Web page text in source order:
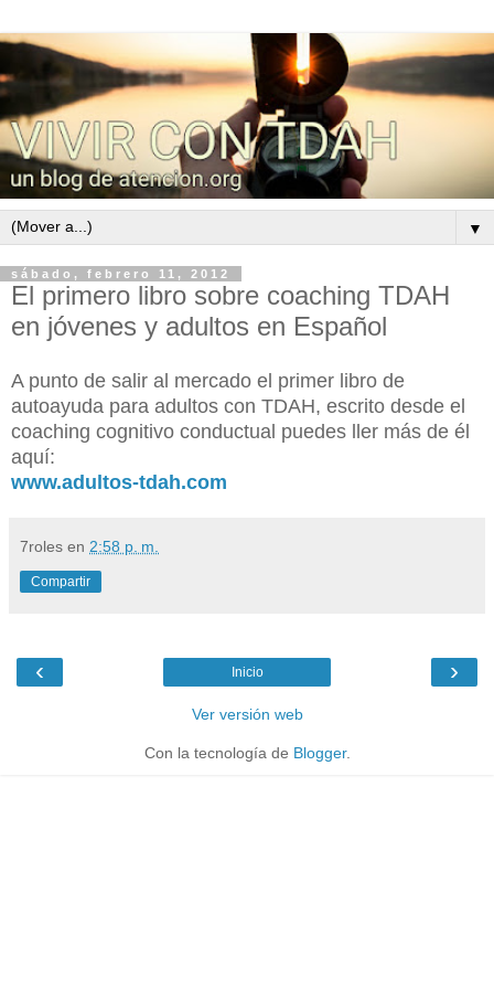
▼
sábado, febrero 11, 2012
El primero libro sobre coaching TDAH
en jóvenes y adultos en Español
A punto de salir al mercado el primer libro de
autoayuda para adultos con TDAH, escrito desde el
coaching cognitivo conductual puedes ller más de él
aquí:
www.adultos-tdah.com
7roles en 2:58 p. m.
Compartir
‹ ›
Inicio
Ver versión web
Con la tecnología de Blogger.